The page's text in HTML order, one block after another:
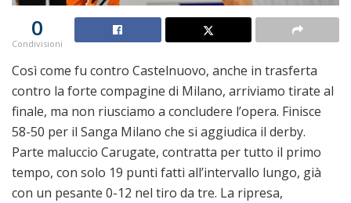
0
Condivisioni
Così come fu contro Castelnuovo, anche in trasferta
contro la forte compagine di Milano, arriviamo tirate al
finale, ma non riusciamo a concludere l’opera. Finisce
58-50 per il Sanga Milano che si aggiudica il derby.
Parte maluccio Carugate, contratta per tutto il primo
tempo, con solo 19 punti fatti all’intervallo lungo, già
con un pesante 0-12 nel tiro da tre. La ripresa,